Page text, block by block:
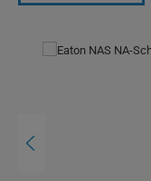
Bildergalerie überspringen